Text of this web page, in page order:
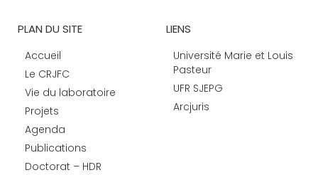
PLAN DU SITE
Accueil
Le CRJFC
Vie du laboratoire
Projets
Agenda
Publications
Doctorat – HDR
LIENS
Université Marie et Louis
Pasteur
UFR SJEPG
Arcjuris